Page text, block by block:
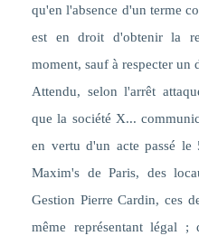
qu'en l'absence d'un terme
est en droit d'obtenir la
moment, sauf à respecter un
Attendu, selon l'arrêt
que la société X...
en vertu d'un acte passé
Maxim's de Paris, des
Gestion Pierre Cardin, ces
même représentant légal ;